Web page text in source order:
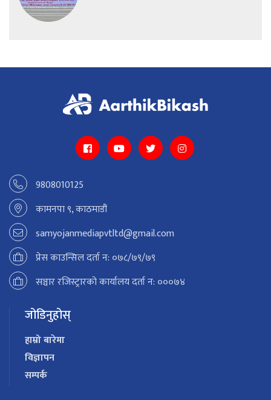
9808010125
कामनपा ९, काठमाडौं
samyojanmediapvtltd@gmail.com
प्रेस काउन्सिल दर्ता न: ०७८/७९/७९
सञ्चार रजिस्ट्रारको कार्यालय दर्ता न: ०००७४
जोडिनुहोस्
हाम्रो बारेमा
विज्ञापन
सम्पर्क